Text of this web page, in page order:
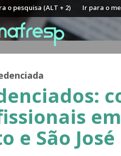
o pesquisa (ALT + 2) Ir para o
e São